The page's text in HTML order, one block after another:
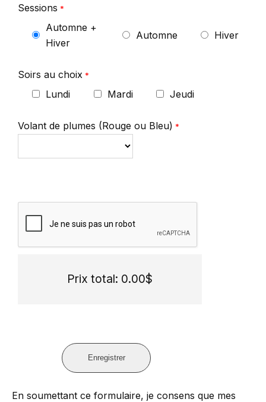
Sessions *
Automne +
Hiver
Automne Hiver
Soirs au choix *
Lundi Mardi Jeudi
Volant de plumes (Rouge ou Bleu) *
Prix total: 0.00$
En soumettant ce formulaire, je consens que mes